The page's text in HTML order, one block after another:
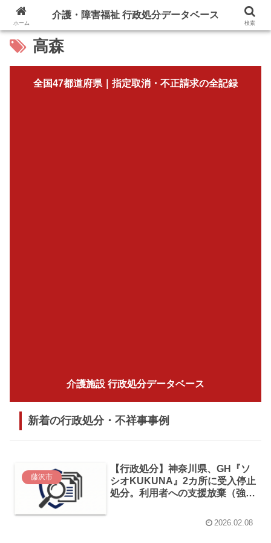
高森
全国47都道府県｜指定取消・不正請求の全記録
介護施設 行政処分データベース
新着の行政処分・不祥事事例
藤沢市
【行政処分】神奈川県、GH『ソ
シオKUKUNA』2カ所に受入停止
処分。利用者への支援放棄（強制
2026.02.08
ホーム
介護・障害福祉 行政処分データベース
検索